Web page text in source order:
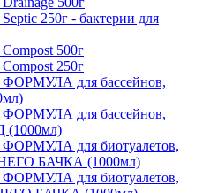
250г - бактерии для
500г
250г
ФОРМУЛА для бассейнов,
ФОРМУЛА для бассейнов,
ФОРМУЛА для биотуалетов,
БАЧКА (1000мл)
ФОРМУЛА для биотуалетов,